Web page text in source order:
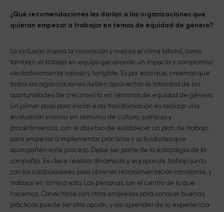
¿Qué recomendaciones les darían a las organizaciones que
quieran empezar a trabajar en temas de equidad de género?
La inclusión inspira la innovación y mejora el clima laboral, como
también el trabajo en equipo generando un impacto y compromiso
verdaderamente valioso y tangible. Es por esto que, creemos que
todas las organizaciones deben aprovechar la totalidad de las
oportunidades de crecimiento en términos de equidad de género.
Un primer paso para iniciar esta transformación es realizar una
evaluación interna en términos de cultura, políticas y
procedimientos, con el objetivo de establecer un plan de trabajo
para empezar a implementar prácticas y actividades que
acompañen este proceso. Debe ser parte de la estrategia de la
compañía. Es clave realizar dinámicas y equipos de trabajo junto
con los colaboradores para obtener retroalimentación constante, y
trabajar en torno a esto. Las personas son el centro de lo que
hacemos. Conectarse con otras empresas para conocer buenas
prácticas puede ser otra opción, y así aprender de la experiencia